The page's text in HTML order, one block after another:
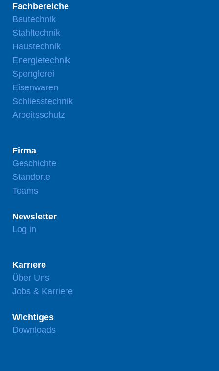
Fachbereiche
Bautechnik
Stahltechnik
Haustechnik
Energietechnik
Spenglerei
Eisenwaren
Schliesstechnik
Arbeitsschutz
Firma
Geschichte
Standorte
Teams
Newsletter
Log in
Karriere
Über Uns
Jobs & Karriere
Wichtiges
Downloads